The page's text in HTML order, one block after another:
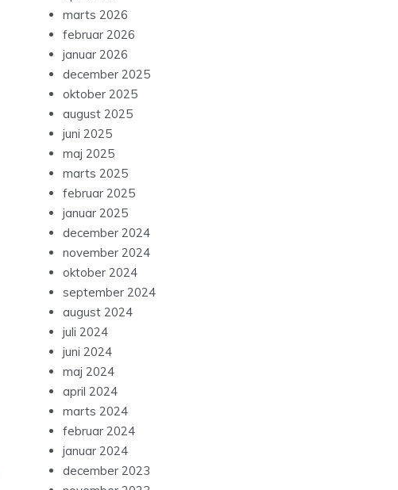
marts 2026
februar 2026
januar 2026
december 2025
oktober 2025
august 2025
juni 2025
maj 2025
marts 2025
februar 2025
januar 2025
december 2024
november 2024
oktober 2024
september 2024
august 2024
juli 2024
juni 2024
maj 2024
april 2024
marts 2024
februar 2024
januar 2024
december 2023